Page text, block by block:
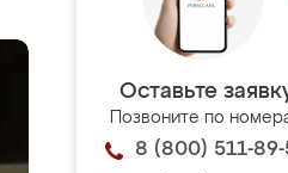
Оставьте
Позвоните по
8 (800) 511-89-